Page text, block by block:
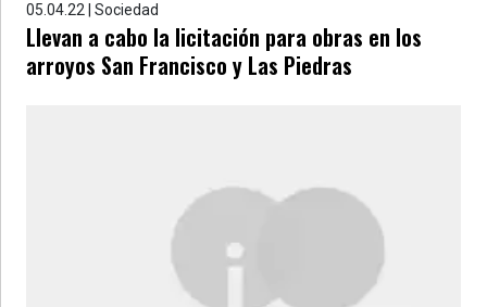
05.04.22 | Sociedad
Llevan a cabo la licitación para obras en los
arroyos San Francisco y Las Piedras